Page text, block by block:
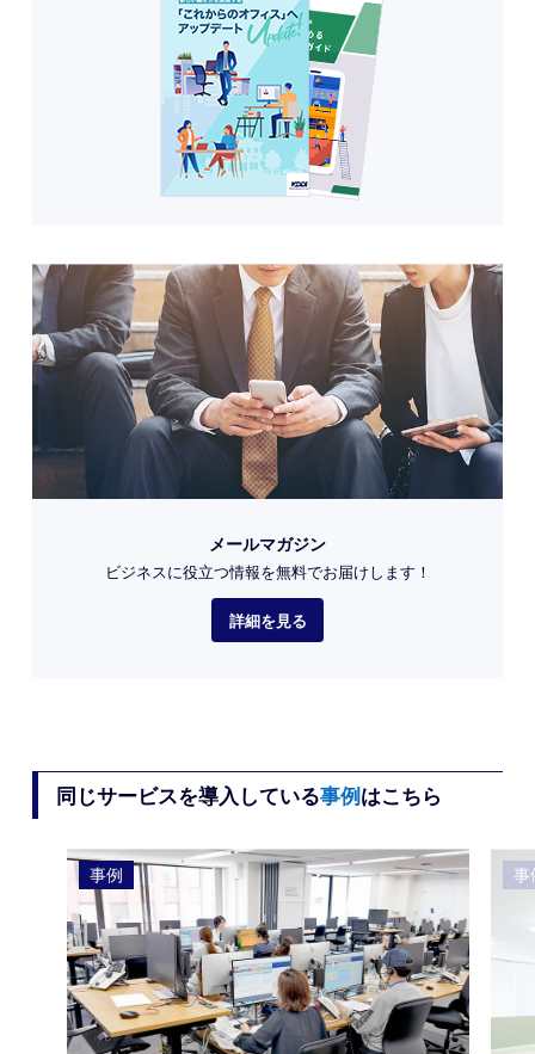
メールマガジン
ビジネスに役立つ情報を無料でお届けします！
詳細を見る
同じサービスを導入している事例 はこちら
事例 事